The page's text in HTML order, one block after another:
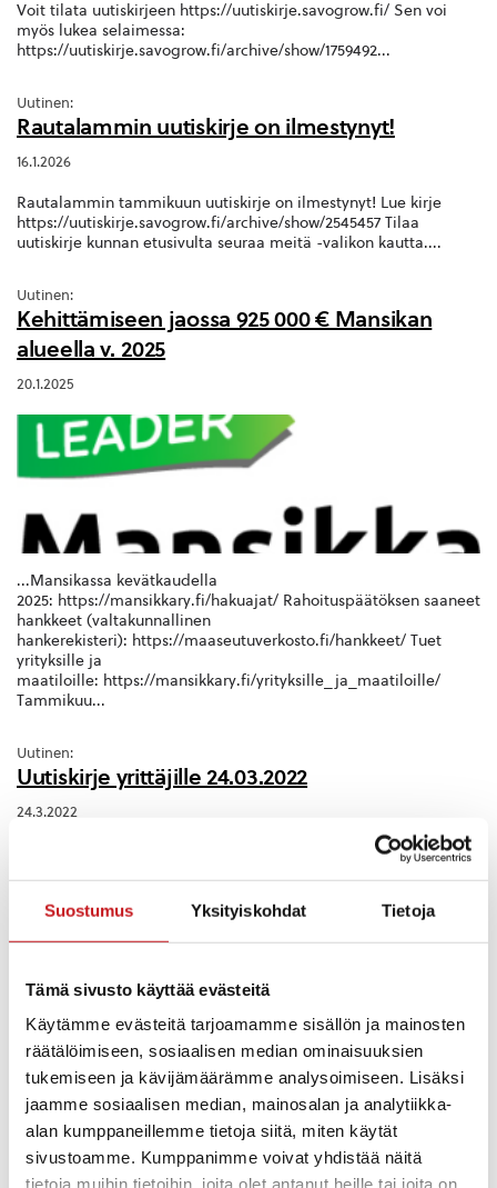
Suostumus Yksityiskohdat Tietoja
Tämä sivusto käyttää evästeitä
Käytämme evästeitä tarjoamamme sisällön ja mainosten
räätälöimiseen, sosiaalisen median ominaisuuksien
tukemiseen ja kävijämäärämme analysoimiseen. Lisäksi
jaamme sosiaalisen median, mainosalan ja analytiikka-
alan kumppaneillemme tietoja siitä, miten käytät
sivustoamme. Kumppanimme voivat yhdistää näitä
tietoja muihin tietoihin, joita olet antanut heille tai joita on
Voit tilata uutiskirjeen https://uutiskirje.savogrow.fi/ Sen voi
myös lukea selaimessa:
https://uutiskirje.savogrow.fi/archive/show/1759492...
Uutinen:
Rautalammin uutiskirje on ilmestynyt!
16.1.2026
Rautalammin tammikuun uutiskirje on ilmestynyt! Lue kirje
https://uutiskirje.savogrow.fi/archive/show/2545457 Tilaa
uutiskirje kunnan etusivulta seuraa meitä -valikon kautta....
Uutinen:
Kehittämiseen jaossa 925 000 € Mansikan
alueella v. 2025
20.1.2025
...Mansikassa kevätkaudella
2025: https://mansikkary.fi/hakuajat/ Rahoituspäätöksen saaneet
hankkeet (valtakunnallinen
hankerekisteri): https://maaseutuverkosto.fi/hankkeet/ Tuet
yrityksille ja
maatiloille: https://mansikkary.fi/yrityksille_ja_maatiloille/
Tammikuu...
Uutinen:
Uutiskirje yrittäjille 24.03.2022
24.3.2022
Uutinen:
Elokuun uutiskirje ilmestynyt
26.8.2025
Tilaa uutiskirje kunnan etusivulta seuraa meitä painikkeen alta.
Voit myös lukea kirjeen selaimessa:
https://uutiskirje.savogrow.fi/archive/show/2385657...